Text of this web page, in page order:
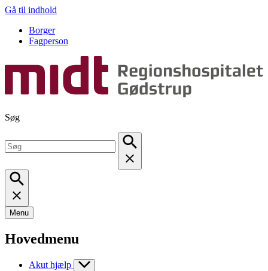
Gå til indhold
Borger
Fagperson
Søg
Menu
Hovedmenu
Akut hjælp